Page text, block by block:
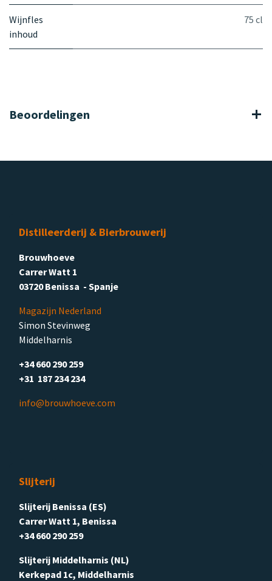
Wijnfles
inhoud
75 cl
Beoordelingen
Distilleerderij & Bierbrouwerij
Brouwhoeve
Carrer Watt 1
03720 Benissa - Spanje
Magazijn Nederland
Simon Stevinweg
Middelharnis
+34 660 290 259
+31 187 234 234
info@brouwhoeve.com
Slijterij
Slijterij Benissa (ES)
Carrer Watt 1, Benissa
+34 660 290 259
Slijterij Middelharnis (NL)
Kerkepad 1c, Middelharnis